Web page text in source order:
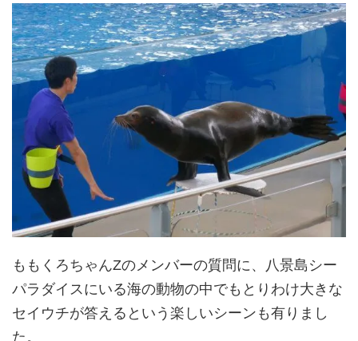
ももくろちゃんZのメンバーの質問に、八景島シー
パラダイスにいる海の動物の中でもとりわけ大きな
セイウチが答えるという楽しいシーンも有りまし
た。